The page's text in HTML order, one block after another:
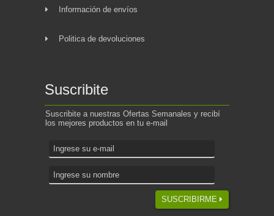
Información de envíos
Politica de devoluciones
Suscribite
Suscribite a nuestras Ofertas Semanales y recibí
los mejores productos en tu e-mail
SUSCRIBIRME